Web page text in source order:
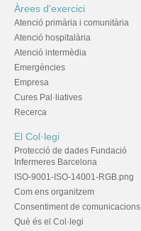
Àrees d'exercici
Atenció primària i comunitària
Atenció hospitalària
Atenció intermèdia
Emergències
Empresa
Cures Pal·liatives
Recerca
El Col·legi
Protecció de dades Fundació
Infermeres Barcelona
ISO-9001-ISO-14001-RGB.png
Com ens organitzem
Consentiment de comunicacions
Què és el Col·legi